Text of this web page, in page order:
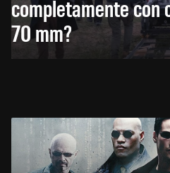
completamente con
70 mm?